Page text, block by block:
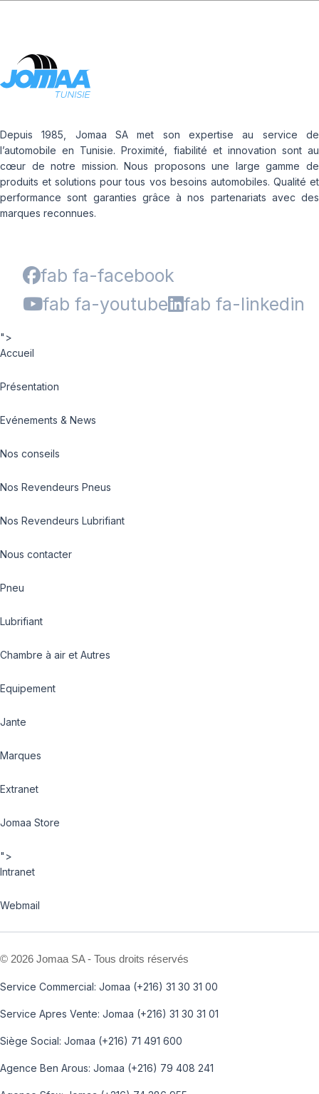
Depuis 1985, Jomaa SA met son expertise au service de
l’automobile en Tunisie. Proximité, fiabilité et innovation sont au
cœur de notre mission. Nous proposons une large gamme de
produits et solutions pour tous vos besoins automobiles. Qualité et
performance sont garanties grâce à nos partenariats avec des
marques reconnues.
fab fa-facebook
fab fa-youtube
fab fa-linkedin
">
Accueil
Présentation
Evénements & News
Nos conseils
Nos Revendeurs Pneus
Nos Revendeurs Lubrifiant
Nous contacter
Pneu
Lubrifiant
Chambre à air et Autres
Equipement
Jante
Marques
Extranet
Jomaa Store
">
Intranet
Webmail
© 2026 Jomaa SA - Tous droits réservés
Service Commercial: Jomaa (+216) 31 30 31 00
Service Apres Vente: Jomaa (+216) 31 30 31 01
Siège Social: Jomaa (+216) 71 491 600
Agence Ben Arous: Jomaa (+216) 79 408 241